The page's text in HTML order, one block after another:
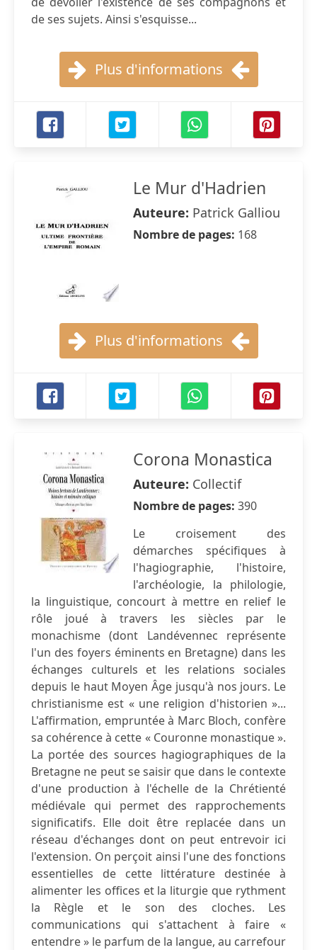
de ses sujets. Ainsi s'esquisse...
Plus d'informations
Le Mur d'Hadrien
Auteure: Patrick Galliou
Nombre de pages: 168
Plus d'informations
Corona Monastica
Auteure: Collectif
Nombre de pages: 390
Le croisement des
démarches spécifiques à
l'hagiographie, l'histoire,
l'archéologie, la philologie,
la linguistique, concourt à mettre en relief le
rôle joué à travers les siècles par le
monachisme (dont Landévennec représente
l'un des foyers éminents en Bretagne) dans les
échanges culturels et les relations sociales
depuis le haut Moyen Âge jusqu'à nos jours. Le
christianisme est « une religion d'historien »...
L'affirmation, empruntée à Marc Bloch, confère
sa cohérence à cette « Couronne monastique ».
La portée des sources hagiographiques de la
Bretagne ne peut se saisir que dans le contexte
d'une production à l'échelle de la Chrétienté
médiévale qui permet des rapprochements
significatifs. Elle doit être replacée dans un
réseau d'échanges dont on peut entrevoir ici
l'extension. On perçoit ainsi l'une des fonctions
essentielles de cette littérature destinée à
alimenter les offices et la liturgie que rythment
la Règle et le son des cloches. Les
communications qui s'attachent à faire «
entendre » le parfum de la langue, au carrefour